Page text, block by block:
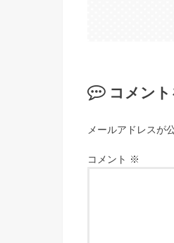
コメン
メールアドレスが
コメント ※